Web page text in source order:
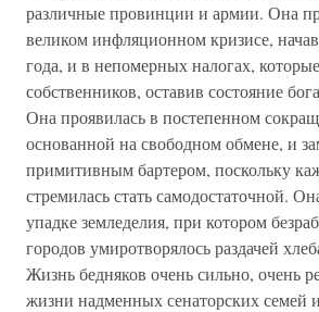
различные провинции и армии. Она
великом инфляционном кризисе,
года, и в непомерных налогах,
собственников, оставив состояние
Она проявилась в постепенном
основанной на свободном обмене, и
примитивным бартером, поскольку
стремилась стать самодостаточной.
упадке земледелия, при котором
городов умиротворялось раздачей
Жизнь бедняков очень сильно, очень
жизни надменных сенаторских семей